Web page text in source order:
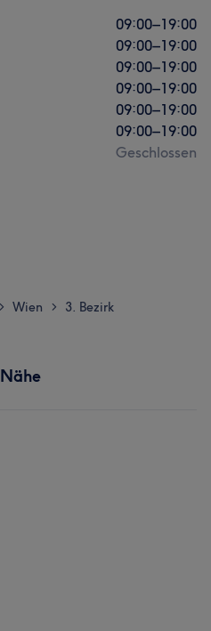
09:00–19:00
09:00–19:00
09:00–19:00
09:00–19:00
09:00–19:00
09:00–19:00
Geschlossen
> Wien > 3. Bezirk